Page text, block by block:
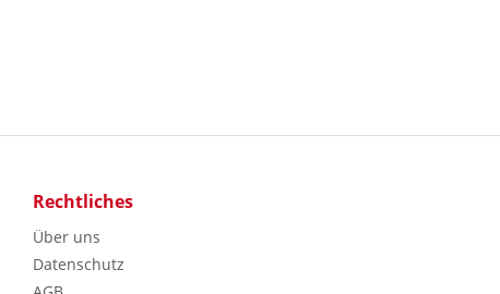
Rechtliches
Über uns
Datenschutz